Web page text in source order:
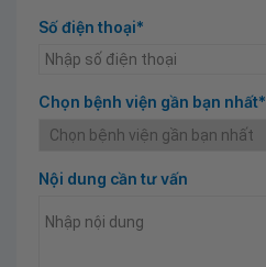
Số điện thoại*
Chọn bệnh viện gần bạn nhất*
Nội dung cần tư vấn